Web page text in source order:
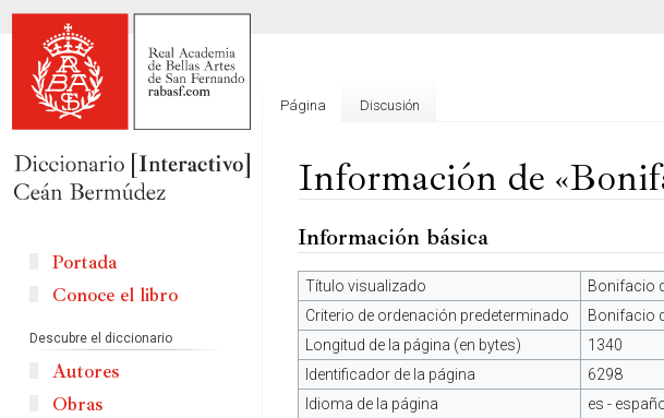
Información de
Ir
la
navegación
Ir
la
búsqueda
Información básica
Título visualizado
Bonifacio
Criterio de ordenación predeterminado
Bonifacio
Longitud de la página (en bytes)
1340
Identificador de la página
6298
Idioma de la página
es -
Página Discusión
Portada
Conoce el libro
Descubre el diccionario
Autores
Obras